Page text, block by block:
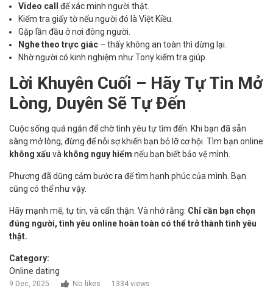
Video call
để xác minh người thật.
Kiểm tra giấy tờ nếu người đó là Việt Kiều.
Gặp lần đầu ở nơi đông người.
Nghe theo trực giác – thấy không an toàn thì dừng lại.
Nhờ người có kinh nghiệm như Tony kiểm tra giúp.
Lời Khuyên Cuối – Hãy Tự Tin Mở
Lòng, Duyên Sẽ Tự Đến
Cuộc sống quá ngắn để chờ tình yêu tự tìm đến. Khi bạn đã sẵn
sàng mở lòng, đừng để nỗi sợ khiến bạn bỏ lỡ cơ hội. Tìm bạn online
không xấu và không nguy hiểm nếu bạn biết bảo vệ mình.
Phương đã dũng cảm bước ra để tìm hạnh phúc của mình. Bạn
cũng có thể như vậy.
Hãy mạnh mẽ, tự tin, và cẩn thận. Và nhớ rằng: Chỉ cần bạn chọn
đúng người, tình yêu online hoàn toàn có thể trở thành tình yêu
thật.
Category:
Online dating
9 Dec, 2025 No likes 1334 views